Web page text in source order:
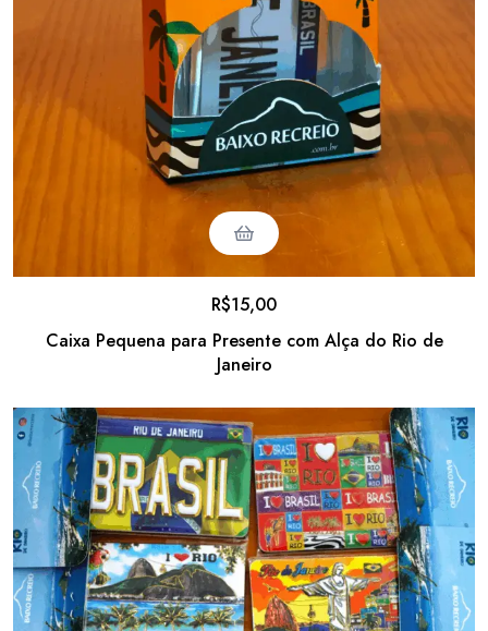
Caixa Pequena para Presente com Alça do Rio de
Janeiro
R$15,00